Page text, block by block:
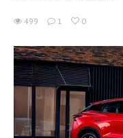
499 1 0